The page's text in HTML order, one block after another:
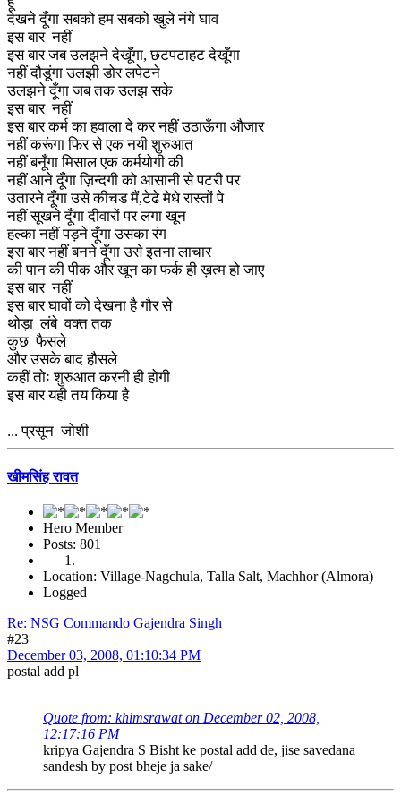
देखने दूँगा सबको हम सबको खुले नंगे घाव
इस बार नहीं
इस बार जब उलझने देखूँगा, छटपटाहट देखूँगा
नहीं दौडूंगा उलझी डोर लपेटने
उलझने दूँगा जब तक उलझ सके
इस बार नहीं
इस बार कर्म का हवाला दे कर नहीं उठाऊँगा औजार
नहीं करूंगा फिर से एक नयी शुरुआत
नहीं बनूँगा मिसाल एक कर्मयोगी की
नहीं आने दूँगा ज़िन्दगी को आसानी से पटरी पर
उतारने दूँगा उसे कीचड मैं,टेढे मेधे रास्तों पे
नहीं सूखने दूँगा दीवारों पर लगा खून
हल्का नहीं पड़ने दूँगा उसका रंग
इस बार नहीं बनने दूँगा उसे इतना लाचार
की पान की पीक और खून का फर्क ही ख़त्म हो जाए
इस बार नहीं
इस बार घावों को देखना है गौर से
थोड़ा लंबे वक्त तक
कुछ फैसले
और उसके बाद हौसले
कहीं तोः शुरुआत करनी ही होगी
इस बार यही तय किया है
... प्रसून जोशी
खीमसिंह रावत
Hero Member
Posts: 801
Location: Village-Nagchula, Talla Salt, Machhor (Almora)
Logged
Re: NSG Commando Gajendra Singh
#23
December 03, 2008, 01:10:34 PM
postal add pl
Quote from: khimsrawat on December 02, 2008,
12:17:16 PM
kripya Gajendra S Bisht ke postal add de, jise savedana
sandesh by post bheje ja sake/